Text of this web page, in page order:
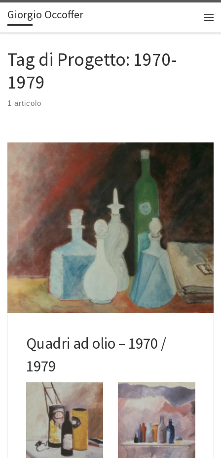
Passa al contenuto
Giorgio Occoffer
Tag di Progetto: 1970-
1979
1 articolo
Quadri ad olio – 1970 /
1979